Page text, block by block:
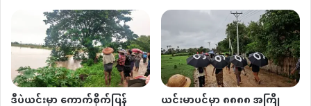
ဒီပဲယင်းမှာ ကောက်စိုက်ပြန် ယင်းမာပင်မှာ ၈၈၈၈ အကြို